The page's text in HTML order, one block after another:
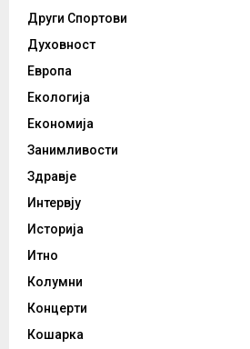
Други Спортови
Духовност
Европа
Екологија
Економија
Занимливости
Здравје
Интервју
Историја
Итно
Колумни
Концерти
Кошарка